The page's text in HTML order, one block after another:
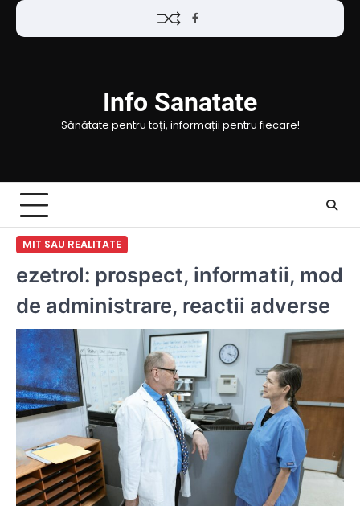
Skip
Facebook
Info Sanatate
Sănătate pentru toți, informații pentru fiecare!
MIT SAU REALITATE
ezetrol: prospect, informatii, mod
de administrare, reactii adverse